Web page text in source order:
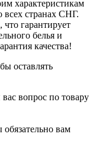
характеристикам
всех странах СНГ.
гарантирует
белья и
качества!
оставлять
вопрос по товару
вам